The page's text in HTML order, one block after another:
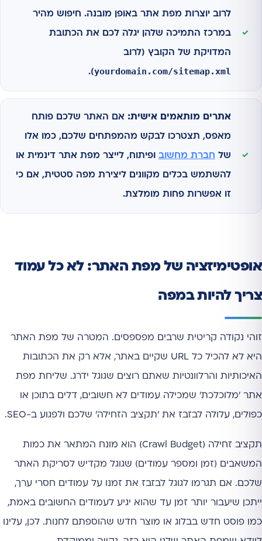
לרוב יוצרות מפת אתר באופן מובנה. חיפוש מהיר
במרכז התמיכה שלהן יגלה לכם את הכתובת
המדויקת של הקובץ (לרוב
yourdomain.com/sitemap.xml
).
אתרים מותאמים אישית: אם האתר שלכם פותח
מאפס, תצטרכו לבקש מהמפתחים שלכם, כמו אלו
של חברת מחשוב ופיתוח, לייצר מפת אתר דינמית או
להשתמש בכלים מקוונים ליצירת מפה סטטית, אם כי
זו אפשרות פחות מומלצת.
אופטימיזציה של מפת האתר: לא כל עמוד
צריך להיות במפה
זוהי נקודה קריטית שרבים מפספסים. המטרה של מפת האתר
היא לא להכיל כל URL שקיים באתר, אלא רק את הכתובות
האיכותיות והרלוונטיות שאתם רוצים שגוגל ידרג. שליחת מפת
אתר 'מלוכלכת' שמכילה עמודים לא חשובים, דלים בתוכן או
כפולים, עלולה לבזבז את 'תקציב הזחילה' שלכם ולפגוע ב-SEO.
תקציב זחילה (Crawl Budget) הוא מונח המתאר את כמות
המשאבים (זמן ומספר עמודים) שגוגל מקדיש לסריקת האתר
שלכם. אם תגרמו לגוגל לבזבז את זמנו על עמודים חסרי ערך,
ייתכן שיעבור יותר זמן עד שהוא יגיע לעמודים החשובים באמת,
כמו פוסט חדש בבלוג או מוצר חדש שהוספתם לחנות. לכן, עלינו